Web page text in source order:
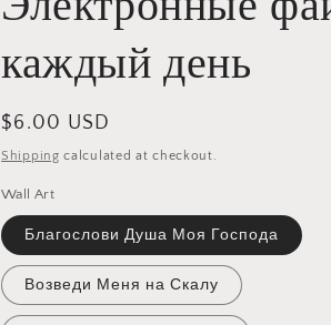
каждый день
Regular
price
$6.00 USD
Shipping calculated at checkout.
Wall Art
Благослови Душа Моя Господа
Возведи Меня на Скалу